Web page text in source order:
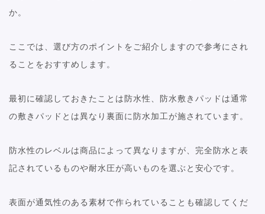
か。
ここでは、選び方のポイントをご紹介しますので参考にされ
ることをおすすめします。
最初に確認しておきたことは防水性、防水敷きパッドは通常
の敷きパッドとは異なり裏面に防水加工が施されています。
防水性のレベルは商品によって異なりますが、完全防水と表
記されているものや耐水圧が高いものを選ぶと安心です。
表面が通気性のある素材で作られていることも確認してくだ